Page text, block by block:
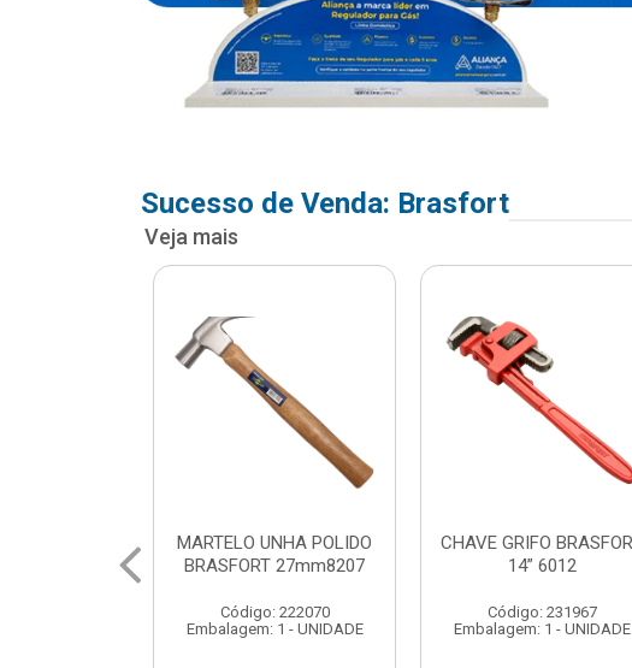
Sucesso de Venda: Brasfort
Veja mais
CHAVE GRIFO BRASFORT
14” 6012
Código: 231967
Embalagem: 1 - UNIDADE
ADAPTADOR PARA
SOQUETE WAFT
Código: 235563
Embalagem: 1 - UNIDADE